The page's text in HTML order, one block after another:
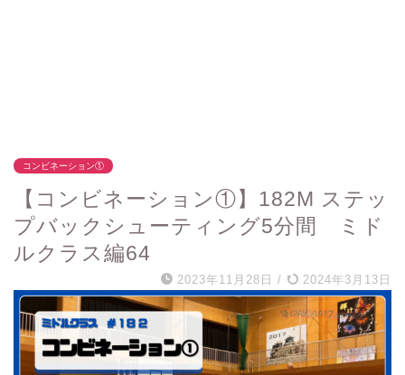
コンビネーション①
【コンビネーション①】182M ステッ
プバックシューティング5分間 ミド
ルクラス編64
2023年11月28日 / 2024年3月13日